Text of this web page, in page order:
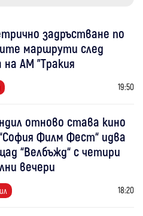
задръстване по
маршрути след
на АМ "Тракия
19:50
отново става кино
Филм Фест“ идва
“Велбъжд“ с четири
вечери
18:20